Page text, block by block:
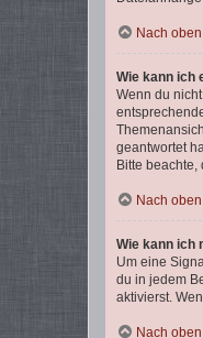
Nach oben
Wie kann ich
Wenn du
geantwortet
Bitte
Nach oben
Wie kann ich
Um eine
du in jedem
aktivierst.
Nach oben